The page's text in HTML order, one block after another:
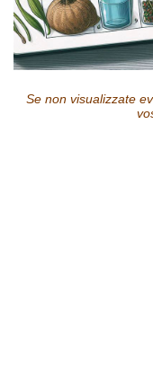
Se non visualizzate